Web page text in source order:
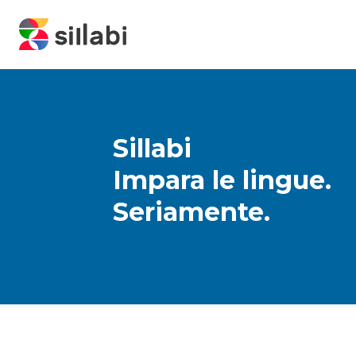
Sillabi
Impara le lingue.
Seriamente.